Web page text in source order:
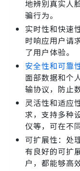
地辨别真实人
骗行为。
实时性和快速
时响应用户请
了用户体验。
安全性和可靠
面部数据和个
输协议，防止
灵活性和适应
求，支持多种
仪等，可在不
可扩展性：处
有良好的可扩
户，都能够高